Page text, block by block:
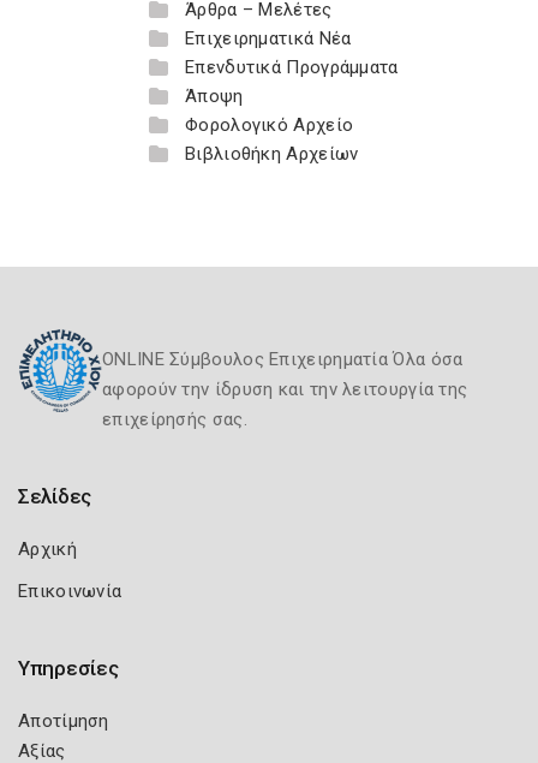
Άρθρα – Μελέτες
Επιχειρηματικά Νέα
Επενδυτικά Προγράμματα
Άποψη
Φορολογικό Αρχείο
Βιβλιοθήκη Αρχείων
ONLINE Σύμβουλος Επιχειρηματία Όλα όσα
αφορούν την ίδρυση και την λειτουργία της
επιχείρησής σας.
Σελίδες
Αρχική
Επικοινωνία
Υπηρεσίες
Αποτίμηση
Αξίας